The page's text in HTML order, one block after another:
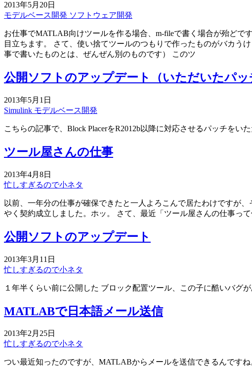
2013年5月20日
モデルベース開発 ソフトウェア開発
お仕事でMATLAB向けツールを作る場合、m-fileで書く場合が殆どで
目立ちます。 さて、使い捨てツールのつもりで作ったものがバカう
事で書いたものとは、ぜんぜん別のものです） このツ
公開ソフトのアップデート（いただいたパッ
2013年5月1日
Simulink モデルベース開発
こちらの記事で、Block PlacerをR2012b以降に対応させるパッチを
ツール屋さんの仕事
2013年4月8日
忙しすぎるので小ネタ
以前、一年分の仕事が確保できたと一人よろこんで居たわけですが
やく契約成立しました。ホッ。 さて、最近「ツール屋さんの仕事っ
公開ソフトのアップデート
2013年3月11日
忙しすぎるので小ネタ
１年半くらい前に公開した ブロック配置ツール、この子に酷いバグ
MATLABで日本語メール送信
2013年2月25日
忙しすぎるので小ネタ
つい最近知ったのですが、MATLABからメールを送信できるんです